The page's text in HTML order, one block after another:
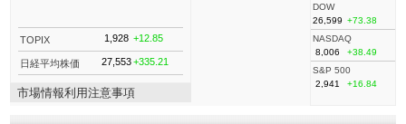
TOPIX 1,928 +12.85
日経平均株価 27,553+335.21
市場情報利用注意事項
DOW
26,599 +73.38
NASDAQ
8,006
+38.49
S&P 500
2,941
+16.84